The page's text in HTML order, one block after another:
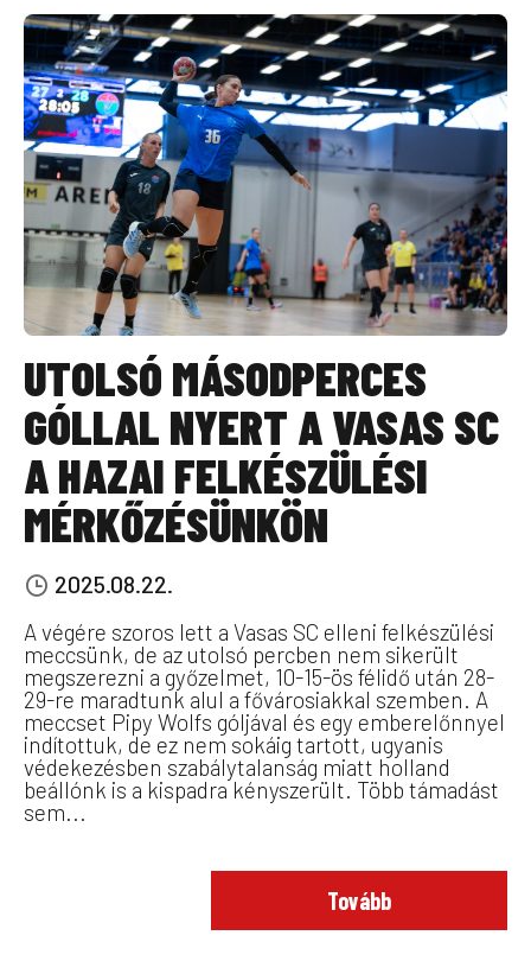
UTOLSÓ MÁSODPERCES
GÓLLAL NYERT A VASAS SC
A HAZAI FELKÉSZÜLÉSI
MÉRKŐZÉSÜNKÖN
2025.08.22.
A végére szoros lett a Vasas SC elleni felkészülési
meccsünk, de az utolsó percben nem sikerült
megszerezni a győzelmet, 10-15-ös félidő után 28-
29-re maradtunk alul a fővárosiakkal szemben. A
meccset Pipy Wolfs góljával és egy emberelőnnyel
indítottuk, de ez nem sokáig tartott, ugyanis
védekezésben szabálytalanság miatt holland
beállónk is a kispadra kényszerült. Több támadást
sem...
Tovább